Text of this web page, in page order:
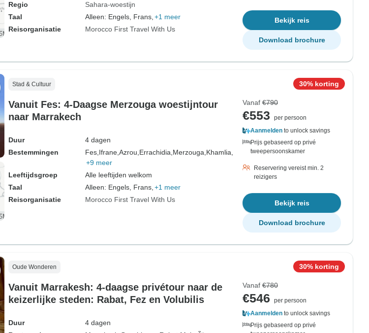
Regio
Sahara-woestijn
Taal
Alleen: Engels, Frans, +1 meer
Reisorganisatie
Morocco First Travel With Us
Bekijk reis
Download brochure
Stad & Cultuur
Vanuit Fes: 4-Daagse Merzouga woestijntour
naar Marrakech
Duur
4 dagen
Bestemmingen
Fes, Ifrane, Azrou, Errachidia, Merzouga, Khamlia,
+9 meer
Leeftijdsgroep
Alle leeftijden welkom
Taal
Alleen: Engels, Frans, +1 meer
Reisorganisatie
Morocco First Travel With Us
30% korting
Vanaf €790
€553
per persoon
Aanmelden to unlock savings
Prijs gebaseerd op privé
tweepersoonskamer
Reservering vereist min. 2
reizigers
Bekijk reis
Download brochure
Oude Wonderen
Vanuit Marrakesh: 4-daagse privétour naar de
keizerlijke steden: Rabat, Fez en Volubilis
Duur
4 dagen
30% korting
Vanaf €780
€546
per persoon
Aanmelden to unlock savings
Prijs gebaseerd op privé